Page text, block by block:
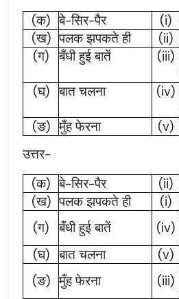
(क) बे-सिर-पैर (i)
(ख) पलक झपकते ही (ii)
(ग) बँधी हुई बातें (iii)
(घ) बात चलना (iv)
(ङ) मुँह फेरना (v)
उत्तर-
(क) बे-सिर-पैर (ii)
(ख) पलक झपकते ही (i)
(ग) बँधी हुई बातें (iv)
(घ) बात चलना (v)
(ङ) मुँह फेरना (iii)